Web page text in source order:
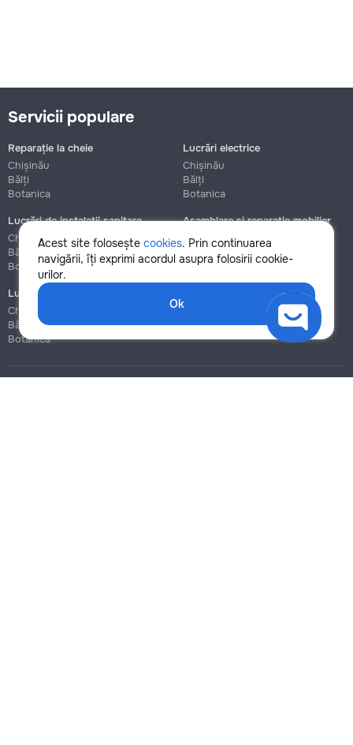
Acest site folosește cookies. Prin continuarea
navigării, îți exprimi acordul asupra folosirii cookie-
urilor.
Ok
Servicii populare
Reparație la cheie
Chișinău
Bălți
Botanica
Lucrări electrice
Chișinău
Bălți
Botanica
Lucrări de instalații sanitare
Chișinău
Bălți
Botanica
Asamblare și reparație mobilier
Chișinău
Botanica
Lucrări de construcție și instalare
Chișinău
Bălți
Botanica